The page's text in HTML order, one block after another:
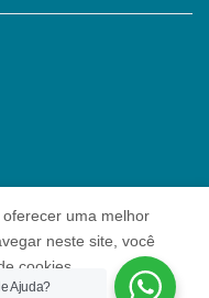
Ajuda?
uma melhor
neste site, você
cookies.